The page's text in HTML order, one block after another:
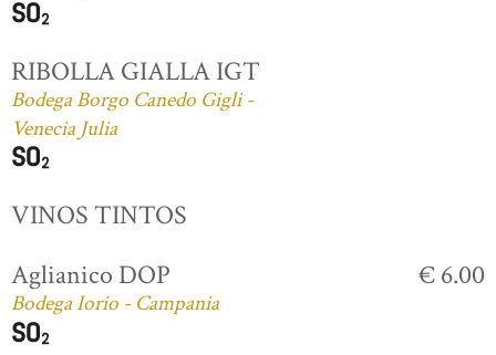
RIBOLLA GIALLA IGT
Bodega Borgo Canedo Gigli -
Venecia Julia
VINOS TINTOS
Aglianico DOP
Bodega Iorio - Campania
€ 6.00